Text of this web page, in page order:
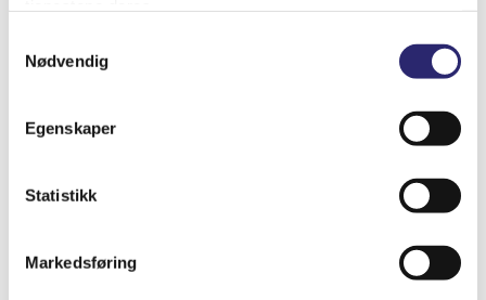
Nødvendig
Egenskaper
Statistikk
Markedsføring
STARTER 10T 3.6KW M/GIR OG ROTERB